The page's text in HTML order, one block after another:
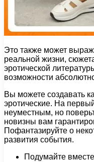
Это также может
реальной жизни,
эротической
возможности
Вы можете создавать
эротические. На
неуместным, но
новизны вам
Пофантазируйте о
развития события.
Подумайте